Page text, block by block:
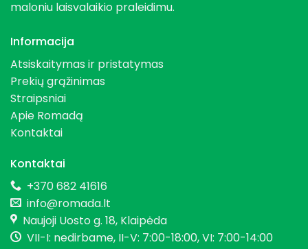
maloniu laisvalaikio praleidimu.
Informacija
Atsiskaitymas ir pristatymas
Prekių grąžinimas
Straipsniai
Apie Romadą
Kontaktai
Kontaktai
+370 682 41616
info@romada.lt
Naujoji Uosto g. 18, Klaipėda
VII-I: nedirbame, II-V: 7:00-18:00, VI: 7:00-14:00